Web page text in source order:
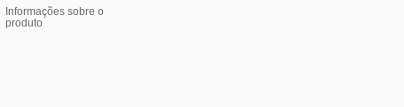
​Informações sobre o
produto